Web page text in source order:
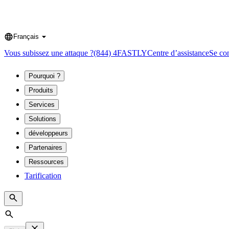
Language
Français
Vous subissez une attaque ?(844) 4FASTLYCentre d’assistanceSe
Pourquoi ?
Produits
Services
Solutions
développeurs
Partenaires
Ressources
Tarification
Search